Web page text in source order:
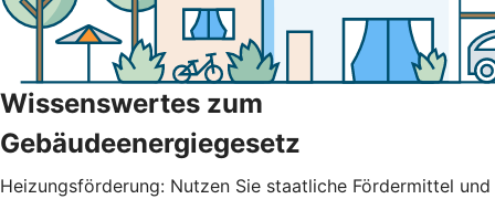
Wissenswertes zum
Gebäudeenergiegesetz
Heizungsförderung: Nutzen Sie staatliche Fördermittel und